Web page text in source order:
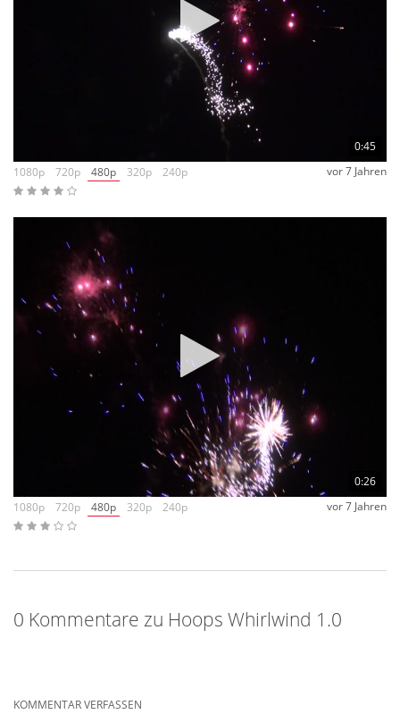
0:45
1080p
720p 480p 320p 240p vor 7 Jahren
0:26
1080p
720p 480p 320p 240p vor 7 Jahren
0 Kommentare zu Hoops Whirlwind 1.0
KOMMENTAR VERFASSEN